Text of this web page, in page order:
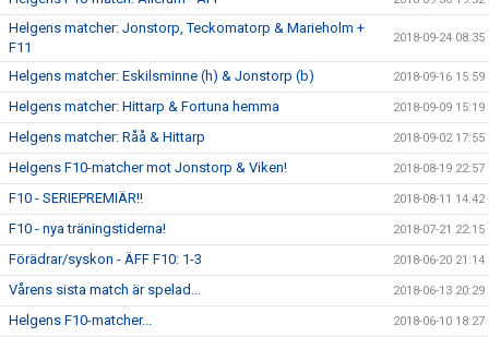
Helgens matcher: Jonstorp, Teckomatorp & Marieholm +
F11
2018-09-24 08:35
Helgens matcher: Eskilsminne (h) & Jonstorp (b) 2018-09-16 15:59
Helgens matcher: Hittarp & Fortuna hemma 2018-09-09 15:19
Helgens matcher: Råå & Hittarp 2018-09-02 17:55
Helgens F10-matcher mot Jonstorp & Viken! 2018-08-19 22:57
F10 - SERIEPREMIÄR!! 2018-08-11 14:42
F10 - nya träningstiderna! 2018-07-21 22:15
Förädrar/syskon - ÄFF F10: 1-3 2018-06-20 21:14
Vårens sista match är spelad... 2018-06-13 20:29
Helgens F10-matcher... 2018-06-10 18:27